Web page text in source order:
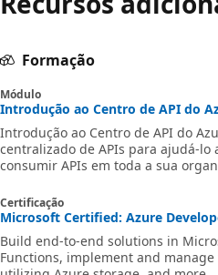
Formação
Módulo
Introdução ao Centro de API do
Introdução ao Centro de API do
centralizado de APIs para ajudá-lo
consumir APIs em toda a sua
Certificação
Microsoft Certified: Azure
Build end-to-end solutions in
Functions, implement and